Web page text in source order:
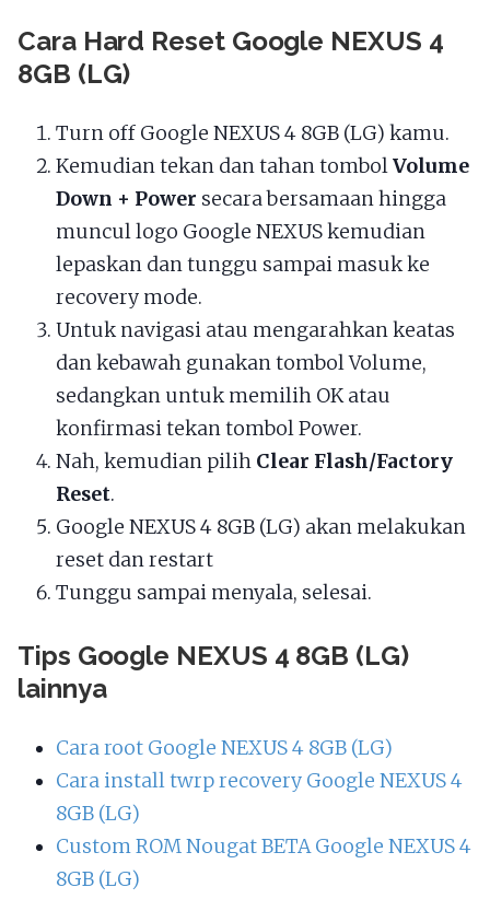
Cara Hard Reset Google NEXUS 4
8GB (LG)
Turn off Google NEXUS 4 8GB (LG) kamu.
Kemudian tekan dan tahan tombolVolume
Down + Power secara bersamaan hingga
muncul logo Google NEXUS kemudian
lepaskan dan tunggu sampai masuk ke
recovery mode.
Untuk navigasi atau mengarahkan keatas
dan kebawah gunakan tombol Volume,
sedangkan untuk memilih OK atau
konfirmasi tekan tombol Power.
Nah, kemudian pilih Clear Flash/Factory
Reset.
Google NEXUS 4 8GB (LG) akan melakukan
reset dan restart
Tunggu sampai menyala, selesai.
Tips Google NEXUS 4 8GB (LG)
lainnya
Cara root Google NEXUS 4 8GB (LG)
Cara install twrp recovery Google NEXUS 4
8GB (LG)
Custom ROM Nougat BETA Google NEXUS 4
8GB (LG)